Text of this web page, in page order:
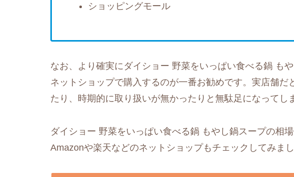
ショッピングモール
なお、より確実にダイショー 野菜をいっぱい食べる鍋 も
ネットショップで購入するのが一番お勧めです。実店舗だ
たり、時期的に取り扱いが無かったりと無駄足になってし
ダイショー 野菜をいっぱい食べる鍋 もやし鍋スープの相
Amazonや楽天などのネットショップもチェックしてみまし